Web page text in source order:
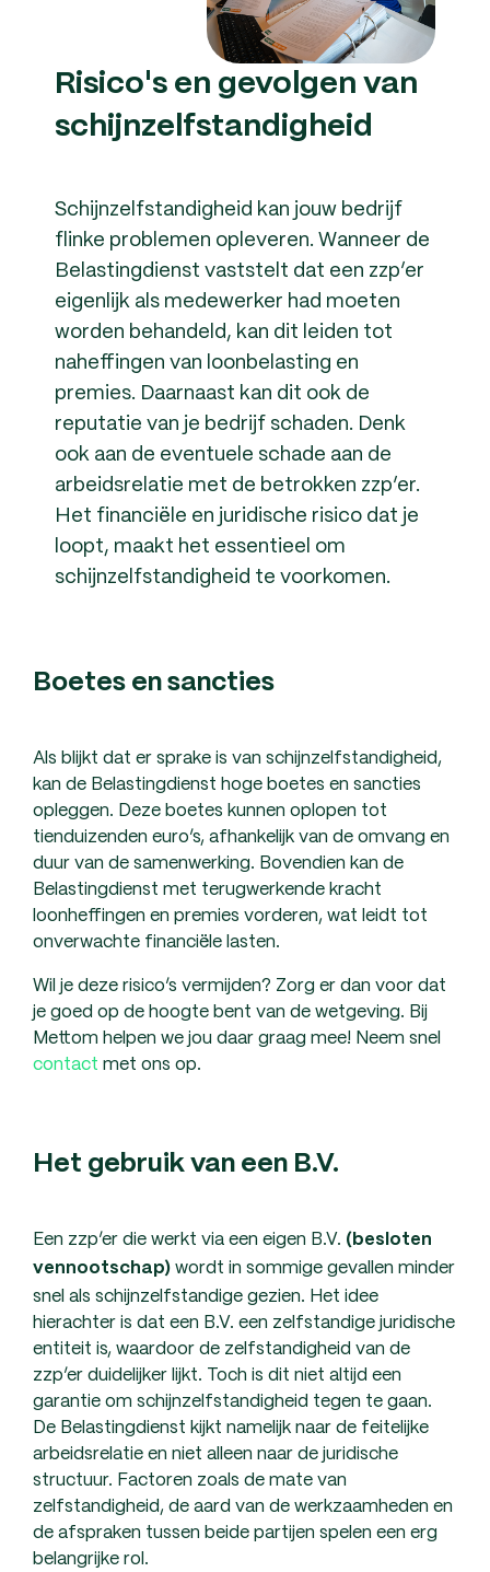
Risico's en gevolgen van
schijnzelfstandigheid
Schijnzelfstandigheid kan jouw bedrijf
flinke problemen opleveren. Wanneer de
Belastingdienst vaststelt dat een zzp’er
eigenlijk als medewerker had moeten
worden behandeld, kan dit leiden tot
naheffingen van loonbelasting en
premies. Daarnaast kan dit ook de
reputatie van je bedrijf schaden. Denk
ook aan de eventuele schade aan de
arbeidsrelatie met de betrokken zzp’er.
Het financiële en juridische risico dat je
loopt, maakt het essentieel om
schijnzelfstandigheid te voorkomen.
Boetes en sancties
Als blijkt dat er sprake is van schijnzelfstandigheid,
kan de Belastingdienst hoge boetes en sancties
opleggen. Deze boetes kunnen oplopen tot
tienduizenden euro’s, afhankelijk van de omvang en
duur van de samenwerking. Bovendien kan de
Belastingdienst met terugwerkende kracht
loonheffingen en premies vorderen, wat leidt tot
onverwachte financiële lasten.
Wil je deze risico’s vermijden? Zorg er dan voor dat
je goed op de hoogte bent van de wetgeving. Bij
Mettom helpen we jou daar graag mee! Neem snel
contact met ons op.
Het gebruik van een B.V.
Een zzp’er die werkt via een eigen B.V. (besloten
vennootschap) wordt in sommige gevallen minder
snel als schijnzelfstandige gezien. Het idee
hierachter is dat een B.V. een zelfstandige juridische
entiteit is, waardoor de zelfstandigheid van de
zzp’er duidelijker lijkt. Toch is dit niet altijd een
garantie om schijnzelfstandigheid tegen te gaan.
De Belastingdienst kijkt namelijk naar de feitelijke
arbeidsrelatie en niet alleen naar de juridische
structuur. Factoren zoals de mate van
zelfstandigheid, de aard van de werkzaamheden en
de afspraken tussen beide partijen spelen een erg
belangrijke rol.